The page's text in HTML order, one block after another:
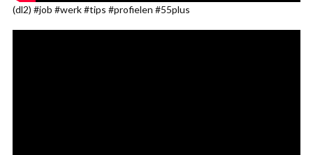
(dl2) #job #werk #tips #profielen #55plus